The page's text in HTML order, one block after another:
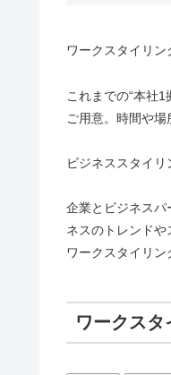
ワークスタイリン
これまでの“本社
ご用意。時間や
ビジネススタイリ
企業とビジネスパ
ネスのトレンドや
ワークスタイリ
ワークス